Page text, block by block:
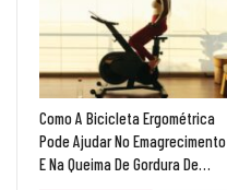
Como A Bicicleta Ergométrica
Pode Ajudar No Emagrecimento
E Na Queima De Gordura De…